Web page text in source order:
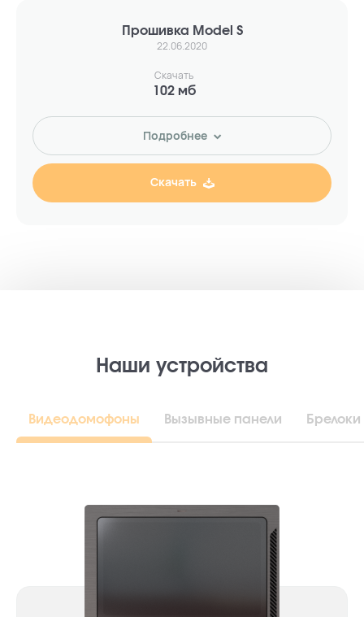
Прошивка Model S
22.06.2020
Скачать
102 мб
Подробнее
Скачать
Наши устройства
Видеодомофоны Вызывные панели Брелоки